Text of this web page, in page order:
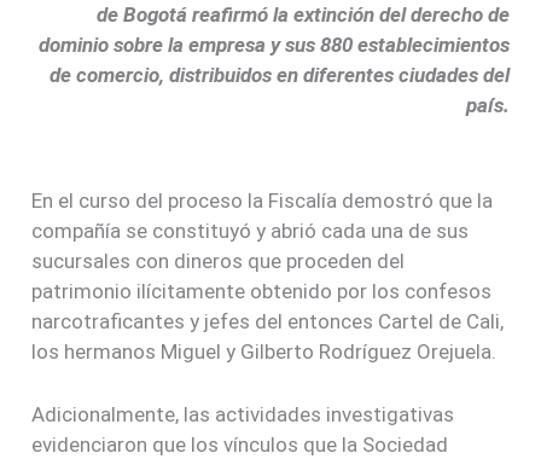
de Bogotá reafirmó la extinción del derecho de
dominio sobre la empresa y sus 880 establecimientos
de comercio, distribuidos en diferentes ciudades del
país.
En el curso del proceso la Fiscalía demostró que la
compañía se constituyó y abrió cada una de sus
sucursales con dineros que proceden del
patrimonio ilícitamente obtenido por los confesos
narcotraficantes y jefes del entonces Cartel de Cali,
los hermanos Miguel y Gilberto Rodríguez Orejuela.
Adicionalmente, las actividades investigativas
evidenciaron que los vínculos que la Sociedad